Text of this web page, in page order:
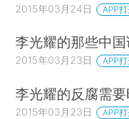
2015年03月24日 APP
李光耀的那些中
2015年03月23日 APP
李光耀的反腐需
2015年03月23日 APP